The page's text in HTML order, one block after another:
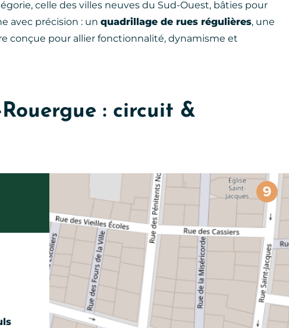
celle des villes neuves du Sud-Ouest, bâties pour
avec précision : un quadrillage de rues régulières, une
conçue pour allier fonctionnalité, dynamisme et
: circuit &